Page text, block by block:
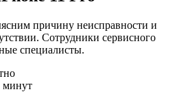
причину неисправности и
Сотрудники сервисного
специалисты.
минут